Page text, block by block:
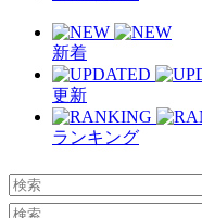
新着
更新
ランキング